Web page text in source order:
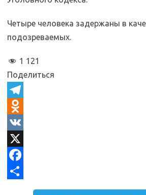
Четыре человека задержаны в
подозреваемых.
1 121
Поделиться
T
e
e
g
O
d
n
o
V
KX
F